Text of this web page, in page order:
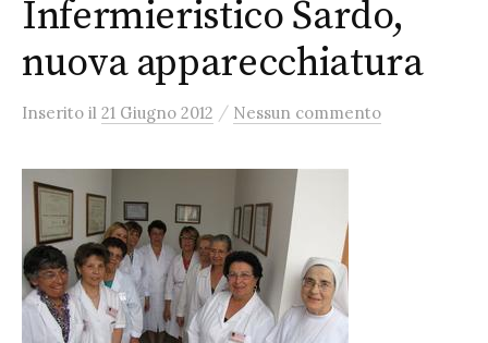
Infermieristico Sardo,
nuova apparecchiatura
Inserito il 21 Giugno 2012 / Nessun commento